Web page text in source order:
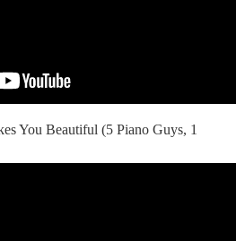
You Beautiful (5 Piano Guys, 1